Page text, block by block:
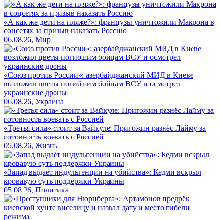
«А как же дети на пляже?»: французы уничтожили Макрона в
соцсетях за призыв наказать Россию
06.08.26, Мир
«Союз против России»: азербайджанский МИД в Киеве
возложил цветы погибшим бойцам ВСУ и осмотрел
украинские дроны
06.08.26, Украина
«Третья сила» стоит за Вайкуле: Пригожин разнёс Лайму за
готовность воевать с Россией
05.08.26, Жизнь
«Запад выдаёт индульгенции на убийства»: Кедми вскрыл
кровавую суть поддержки Украины
05.08.26, Политика